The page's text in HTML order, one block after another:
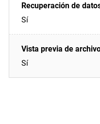
Sí
Sí